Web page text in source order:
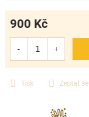
Tisk Zeptat se
900 Kč